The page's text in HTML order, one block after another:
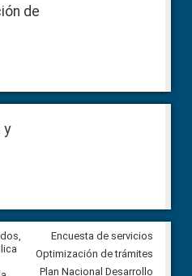
de
y
CPCCS convoca a Veeduría
Ciudadana para vigilar el
Encuesta de servicios
Optimización de trámites
Plan Nacional Desarrollo